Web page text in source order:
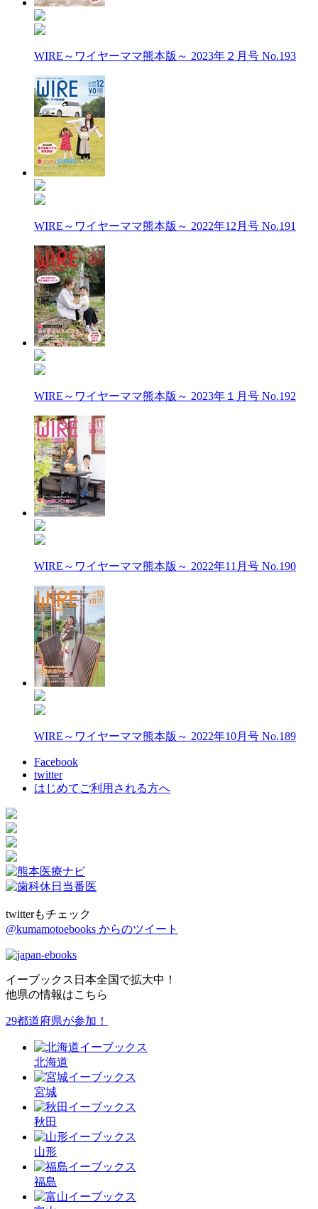
WIRE～ワイヤーママ熊本版～ 2023年２月号 No.193
WIRE～ワイヤーママ熊本版～ 2022年12月号 No.191
WIRE～ワイヤーママ熊本版～ 2023年１月号 No.192
WIRE～ワイヤーママ熊本版～ 2022年11月号 No.190
WIRE～ワイヤーママ熊本版～ 2022年10月号 No.189
Facebook
twitter
はじめてご利用される方へ
twitterもチェック
@kumamotoebooks からのツイート
イーブックス日本全国で拡大中！
他県の情報はこちら
29都道府県が参加！
北海道
宮城
秋田
山形
福島